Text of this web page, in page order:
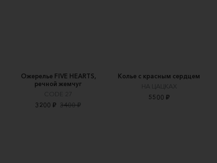
Ожерелье FIVE HEARTS,
речной жемчуг
CODE 27
3200 ₽ 3400 ₽
Колье с красным сердцем
НА ЦАЦКАХ
5500 ₽